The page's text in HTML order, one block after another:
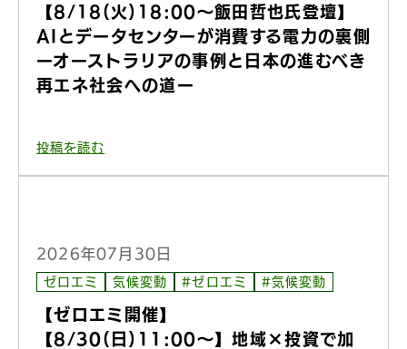
【8/18(火)18:00〜飯田哲也氏登壇】
AIとデータセンターが消費する電力の裏側
ーオーストラリアの事例と日本の進むべき
再エネ社会への道ー
投稿を読む
2026年07月30日
ゼロエミ 気候変動 #ゼロエミ #気候変動
【ゼロエミ開催】
【8/30(日)11:00〜】地域×投資で加